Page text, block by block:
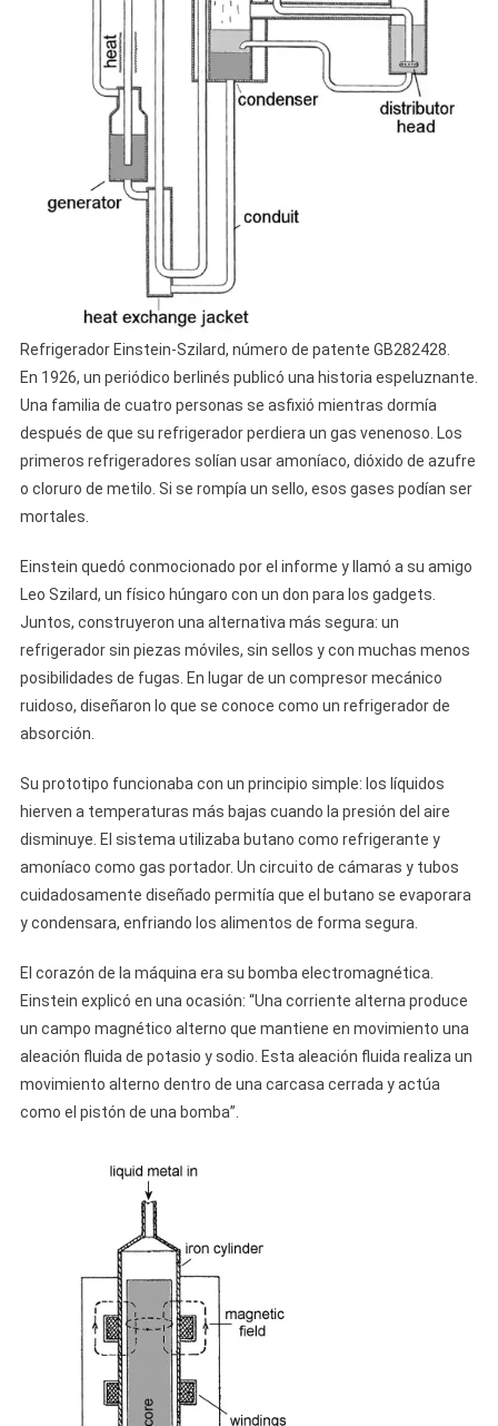
Refrigerador Einstein-Szilard, número de patente GB282428.
En 1926, un periódico berlinés publicó una historia espeluznante.
Una familia de cuatro personas se asfixió mientras dormía
después de que su refrigerador perdiera un gas venenoso. Los
primeros refrigeradores solían usar amoníaco, dióxido de azufre
o cloruro de metilo. Si se rompía un sello, esos gases podían ser
mortales.
Einstein quedó conmocionado por el informe y llamó a su amigo
Leo Szilard, un físico húngaro con un don para los gadgets.
Juntos, construyeron una alternativa más segura: un
refrigerador sin piezas móviles, sin sellos y con muchas menos
posibilidades de fugas. En lugar de un compresor mecánico
ruidoso, diseñaron lo que se conoce como un refrigerador de
absorción.
Su prototipo funcionaba con un principio simple: los líquidos
hierven a temperaturas más bajas cuando la presión del aire
disminuye. El sistema utilizaba butano como refrigerante y
amoníaco como gas portador. Un circuito de cámaras y tubos
cuidadosamente diseñado permitía que el butano se evaporara
y condensara, enfriando los alimentos de forma segura.
El corazón de la máquina era su bomba electromagnética.
Einstein explicó en una ocasión: “Una corriente alterna produce
un campo magnético alterno que mantiene en movimiento una
aleación fluida de potasio y sodio. Esta aleación fluida realiza un
movimiento alterno dentro de una carcasa cerrada y actúa
como el pistón de una bomba”.